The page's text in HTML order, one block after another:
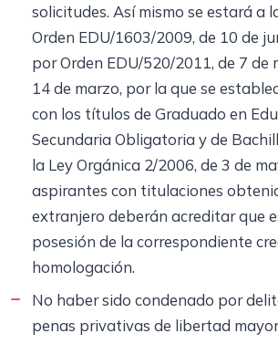
solicitudes. Así mismo se estará a
Orden EDU/1603/2009, de 10 de
por Orden EDU/520/2011, de 7 de
14 de marzo, por la que se
con los títulos de Graduado en
Secundaria Obligatoria y de
la Ley Orgánica 2/2006, de 3 de
aspirantes con titulaciones
extranjero deberán acreditar que
posesión de la correspondiente
homologación.
No haber sido condenado por
penas privativas de libertad